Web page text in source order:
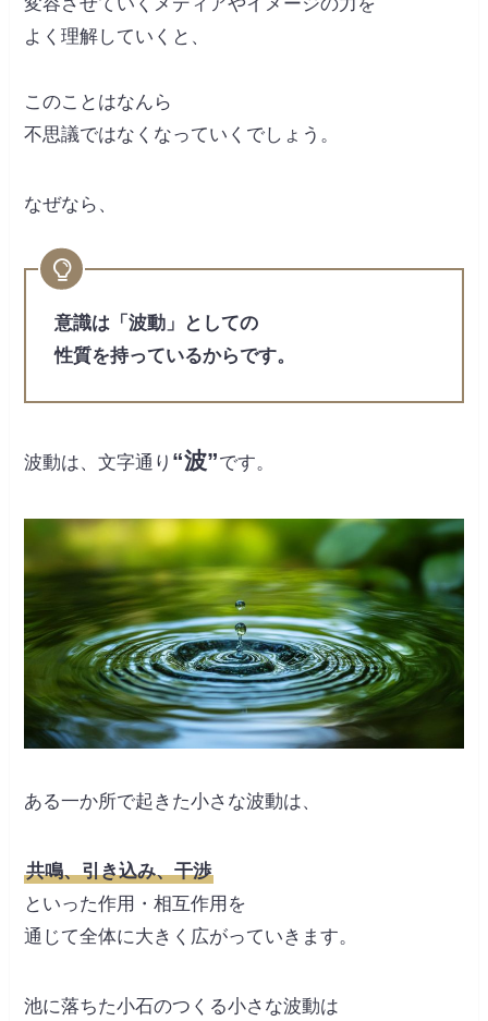
変容させていくメディアやイメージの力を
よく理解していくと、
このことはなんら
不思議ではなくなっていくでしょう。
なぜなら、
意識は「波動」としての
性質を持っているからです。
波動は、文字通り “波”です。
ある一か所で起きた小さな波動は、
共鳴、引き込み、干渉
といった作用・相互作用を
通じて全体に大きく広がっていきます。
池に落ちた小石のつくる小さな波動は